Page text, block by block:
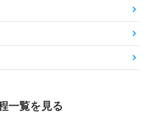
一覧を見る